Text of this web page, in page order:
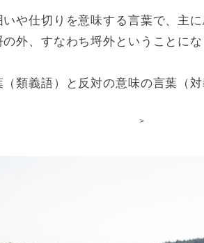
や仕切りを意味する言葉で、主
外、すなわち埒外ということにな
類義語）と反対の意味の言葉（対
>